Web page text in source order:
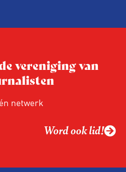
vereniging van
netwerk
Word ook lid!